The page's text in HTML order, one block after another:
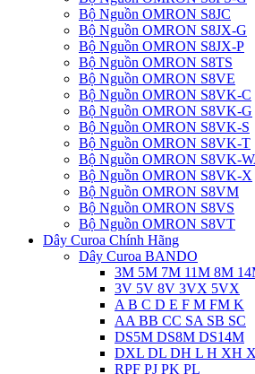
Bộ Nguồn OMRON S8JC
Bộ Nguồn OMRON S8JX-G
Bộ Nguồn OMRON S8JX-P
Bộ Nguồn OMRON S8TS
Bộ Nguồn OMRON S8VE
Bộ Nguồn OMRON S8VK-C
Bộ Nguồn OMRON S8VK-G
Bộ Nguồn OMRON S8VK-S
Bộ Nguồn OMRON S8VK-T
Bộ Nguồn OMRON S8VK-
Bộ Nguồn OMRON S8VK-X
Bộ Nguồn OMRON S8VM
Bộ Nguồn OMRON S8VS
Bộ Nguồn OMRON S8VT
Dây Curoa Chính Hãng
Dây Curoa BANDO
3M 5M 7M 11M 8M
3V 5V 8V 3VX 5VX
A B C D E F M FM K
AA BB CC SA SB SC
DS5M DS8M DS14M
DXL DL DH L H XH
RPF PJ PK PL